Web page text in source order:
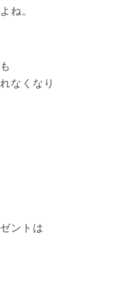
ね。
なくなり
ントは